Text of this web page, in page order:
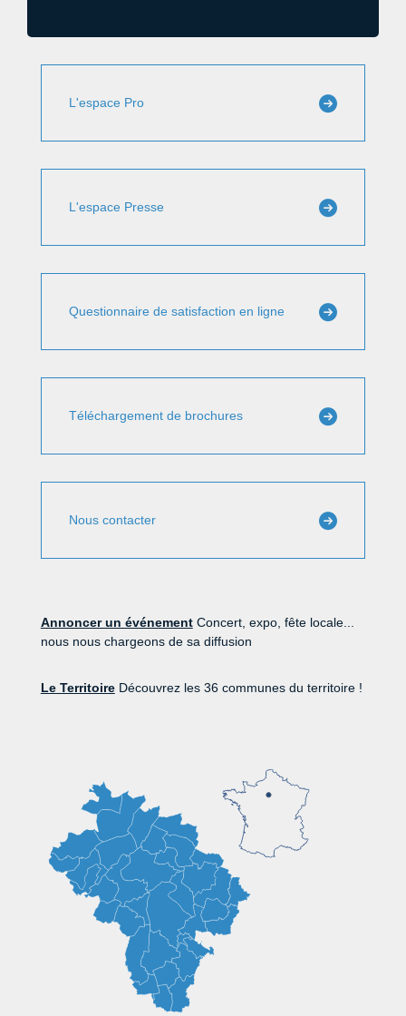
L'espace Pro
L'espace Presse
Questionnaire de satisfaction en ligne
Téléchargement de brochures
Nous contacter
Annoncer un événementConcert, expo, fête locale...
nous nous chargeons de sa diffusion
Le TerritoireDécouvrez les 36 communes du territoire !